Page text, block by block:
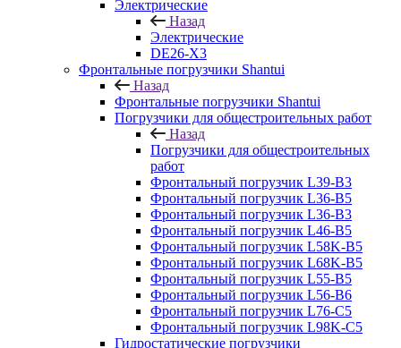
Электрические
Назад
Электрические
DE26-X3
Фронтальные погрузчики Shantui
Назад
Фронтальные погрузчики Shantui
Погрузчики для общестроительных работ
Назад
Погрузчики для общестроительных
работ
Фронтальный погрузчик L39-B3
Фронтальный погрузчик L36-B5
Фронтальный погрузчик L36-B3
Фронтальный погрузчик L46-B5
Фронтальный погрузчик L58K-B5
Фронтальный погрузчик L68K-B5
Фронтальный погрузчик L55-B5
Фронтальный погрузчик L56-B6
Фронтальный погрузчик L76-С5
Фронтальный погрузчик L98K-C5
Гидростатические погрузчики